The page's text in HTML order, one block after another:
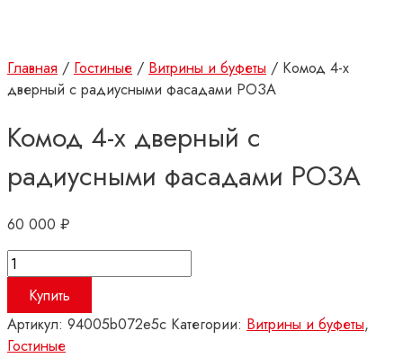
Главная / Гостиные / Витрины и буфеты / Комод 4-х
дверный с радиусными фасадами РОЗА
Комод 4-х дверный с
радиусными фасадами РОЗА
60 000 ₽
Количество
товара
Комод
4-
х
Купить
Артикул: 94005b072e5c Категории: Витрины и буфеты,
Гостиные